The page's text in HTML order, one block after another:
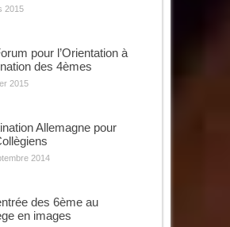
2015
pour l’Orientation à
des 4èmes
2015
Allemagne pour
2014
des 6ème au
en images